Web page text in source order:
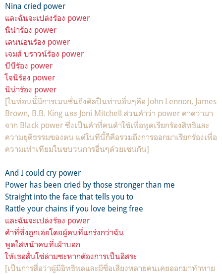
Nina cried power
และฉันจะเปล่งร้อง power
นิน่าร้อง power
เลนน่อนร้อง power
เจมส์ บราวน์ร้อง power
บีบีร้อง power
โจนิร้อง power
นิน่าร้อง power
[ในท่อนนี้มีการเมนชั่นถึงศิลปินท่านอื่นๆคือ John Lennon, James
Brown, B.B. King และ Joni Mitchell ส่วนคำว่า power คาดว่ามา
จาก Black power ซึ่งเป็นคำที่คนดำใช้เพื่อพูดเรียกร้องสิทธิและ
ความยุติธรรมของตน แต่ในทีนี้ก็คือรวมถึงการออกมาเรียกร้องเพื่อ
ความเท่าเทียมในขบวนการอื่นๆด้วยเช่นกัน]
And I could cry power
Power has been cried by those stronger than me
Straight into the face that tells you to
Rattle your chains if you love being free
และฉันจะเปล่งร้อง power
คำที่ซึ่งถูกเอ่ยโดยผู้คนที่แกร่งกว่าฉัน
พูดใส่หน้าคนที่เฝ้าบอก
ให้เธอสั่นโซ่ล่ามซะหากต้องการเป็นอิสระ
[เป็นการสื่อว่าผู้มีอิทธิพลและมีชื่อเสียงหลายคนเคยออกมาท้าทาย